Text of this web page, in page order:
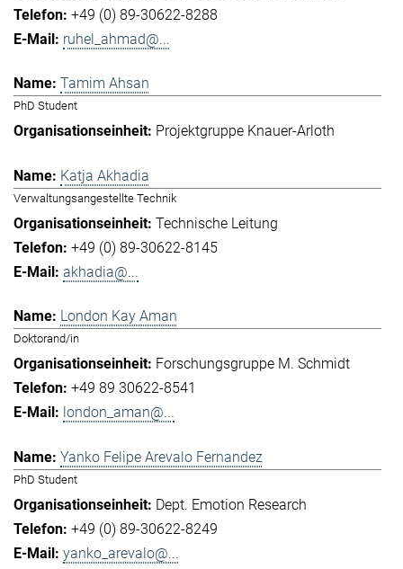
+49 (0) 89-30622-8288
ruhel_ahmad@...
Tamim Ahsan
PhD Student
Projektgruppe Knauer-Arloth
Katja Akhadia
Verwaltungsangestellte Technik
Technische Leitung
+49 (0) 89-30622-8145
akhadia@...
London Kay Aman
Doktorand/in
Forschungsgruppe M. Schmidt
+49 89 30622-8541
london_aman@...
Yanko Felipe Arevalo Fernandez
PhD Student
Dept. Emotion Research
+49 (0) 89-30622-8249
yanko_arevalo@...